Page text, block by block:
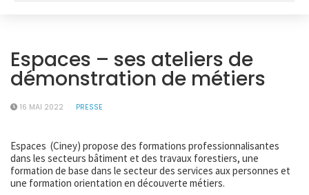
Espaces – ses ateliers de
démonstration de métiers
16 MAI 2022 PRESSE
Espaces (Ciney) propose des formations professionnalisantes
dans les secteurs bâtiment et des travaux forestiers, une
formation de base dans le secteur des services aux personnes et
une formation orientation en découverte métiers.